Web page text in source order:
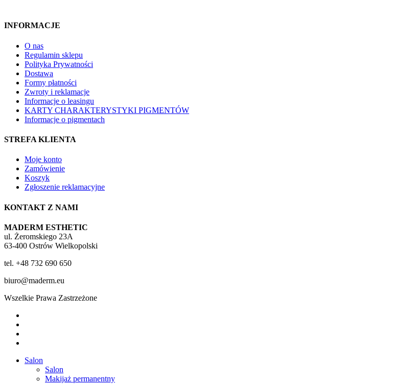
INFORMACJE
O nas
Regulamin sklepu
Polityka Prywatności
Dostawa
Formy płatności
Zwroty i reklamacje
Informacje o leasingu
KARTY CHARAKTERYSTYKI PIGMENTÓW
Informacje o pigmentach
STREFA KLIENTA
Moje konto
Zamówienie
Koszyk
Zgłoszenie reklamacyjne
KONTAKT Z NAMI
MADERM ESTHETIC
ul. Żeromskiego 23A
63-400 Ostrów Wielkopolski
tel. +48 732 690 650
biuro@maderm.eu
Wszelkie Prawa Zastrzeżone
Close
Salon
Salon
Makijaż permanentny